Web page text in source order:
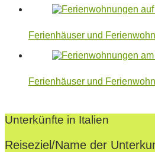
Ferienhäuser und
Ferienhäuser und
05-
24
Unterkünfte in Italien
Reiseziel/Name der